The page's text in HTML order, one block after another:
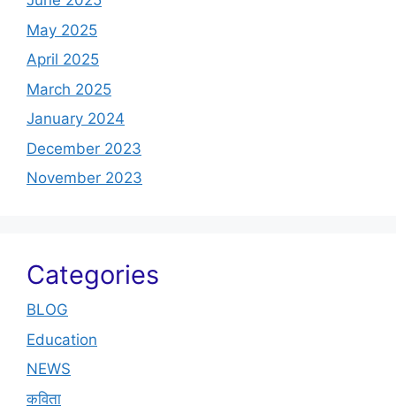
May 2025
April 2025
March 2025
January 2024
December 2023
November 2023
Categories
BLOG
Education
NEWS
कविता